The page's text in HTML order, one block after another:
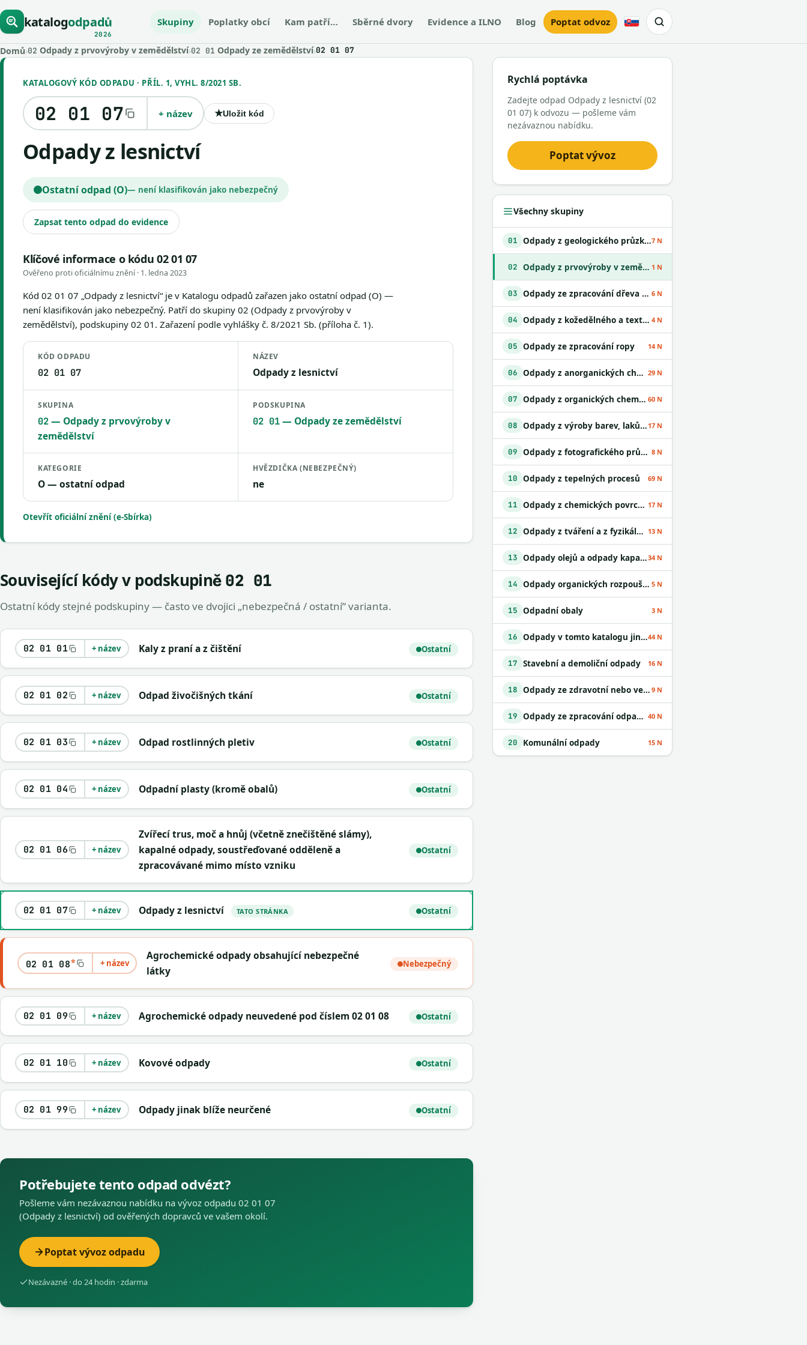
katalogodpadů
2026
Skupiny Poplatky obcí Kam patří… Sběrné dvory Evidence a ILNO Blog Poptat odvoz Slovensky
Domů›02 Odpady z prvovýroby v zemědělství›02 01 Odpady ze zemědělství›02 01 07
KATALOGOVÝ KÓD ODPADU · PŘÍL. 1, VYHL. 8/2021 SB.
02 01 07 + název ★Uložit kód
Odpady z lesnictví
Ostatní odpad (O)— není klasifikován jako nebezpečný
Zapsat tento odpad do evidence
Klíčové informace o kódu 02 01 07
Ověřeno proti oficiálnímu znění · 1. ledna 2023
Kód 02 01 07 „Odpady z lesnictví“ je v Katalogu odpadů zařazen jako ostatní odpad (O) —
není klasifikován jako nebezpečný. Patří do skupiny 02 (Odpady z prvovýroby v
zemědělství), podskupiny 02 01. Zařazení podle vyhlášky č. 8/2021 Sb. (příloha č. 1).
KÓD ODPADU
02 01 07
NÁZEV
Odpady z lesnictví
SKUPINA
02— Odpady z prvovýroby v
zemědělství
PODSKUPINA
02 01— Odpady ze zemědělství
KATEGORIE
O — ostatní odpad
HVĚZDIČKA (NEBEZPEČNÝ)
ne
Otevřít oficiální znění (e-Sbírka)
Související kódy v podskupině 02 01
Ostatní kódy stejné podskupiny — často ve dvojici „nebezpečná / ostatní“ varianta.
02 01 01 + název Kaly z praní a z čištění Ostatní
02 01 02 + název Odpad živočišných tkání Ostatní
02 01 03 + název Odpad rostlinných pletiv Ostatní
02 01 04 + název Odpadní plasty (kromě obalů) Ostatní
02 01 06 + název
Zvířecí trus, moč a hnůj (včetně znečištěné slámy),
kapalné odpady, soustřeďované odděleně a
zpracovávané mimo místo vzniku
Ostatní
02 01 07 + název Odpady z lesnictví TATO STRÁNKA Ostatní
02 01 08* + název
Agrochemické odpady obsahující nebezpečné
látky
Nebezpečný
02 01 09 + název Agrochemické odpady neuvedené pod číslem 02 01 08 Ostatní
02 01 10 + název Kovové odpady Ostatní
02 01 99 + název Odpady jinak blíže neurčené Ostatní
Potřebujete tento odpad odvézt?
Pošleme vám nezávaznou nabídku na vývoz odpadu 02 01 07
(Odpady z lesnictví) od ověřených dopravců ve vašem okolí.
Poptat vývoz odpadu
Nezávazné · do 24 hodin · zdarma
Rychlá poptávka
Zadejte odpad Odpady z lesnictví (02
01 07) k odvozu — pošleme vám
nezávaznou nabídku.
Poptat vývoz
Všechny skupiny
01 Odpady z geologického průzkumu7 N
02 Odpady z prvovýroby v zemědělství 1 N
03 Odpady ze zpracování dřeva a výroby desek 6 N
04 Odpady z kožedělného a textilního průmyslu 4 N
05 Odpady ze zpracování ropy 14 N
06 Odpady z anorganických chemických procesů 29 N
07 Odpady z organických chemických procesů 60 N
08 Odpady z výroby barev, laků a lepidel 17 N
09 Odpady z fotografického průmyslu 8 N
10 Odpady z tepelných procesů 69 N
11 Odpady z chemických povrchových úprav 17 N
12 Odpady z tváření a z fyzikální a mechanické úpravy povrchu kovů a plastů 13 N
13 Odpady olejů a odpady kapalných paliv34 N
14 Odpady organických rozpouštědel 5 N
15 Odpadní obaly 3 N
16 Odpady v tomto katalogu jinak neurčené44 N
17 Stavební a demoliční odpady 16 N
18 Odpady ze zdravotní nebo veterinární péče a /nebo z výzkumu s nimi souvisejícího 9 N
19 Odpady ze zpracování odpadu a z ČOV 40 N
20 Komunální odpady 15 N